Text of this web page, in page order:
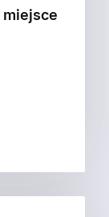
miejsce